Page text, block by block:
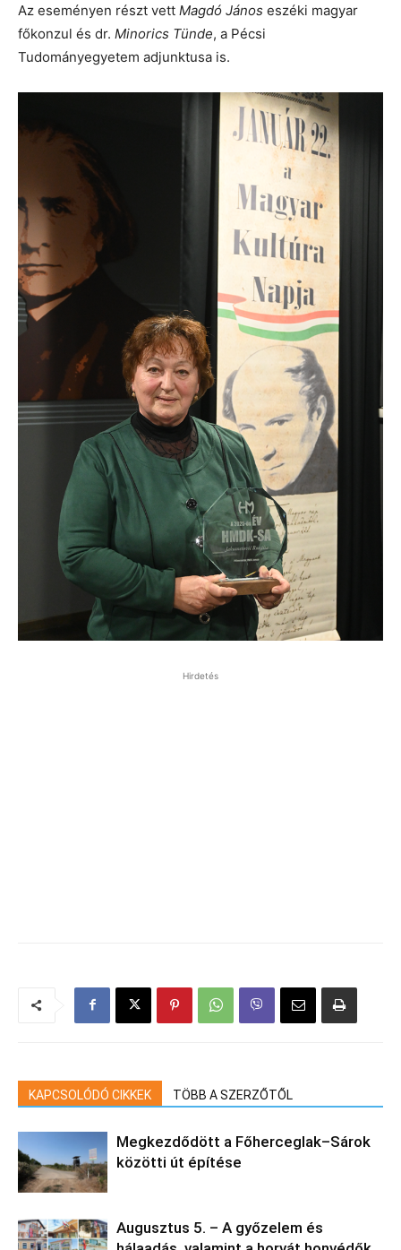
Az eseményen részt vett Magdó János eszéki magyar
főkonzul és dr. Minorics Tünde, a Pécsi
Tudományegyetem adjunktusa is.
Hirdetés
KAPCSOLÓDÓ CIKKEK TÖBB A SZERZŐTŐL
Megkezdődött a Főherceglak–Sárok
közötti út építése
Augusztus 5. – A győzelem és